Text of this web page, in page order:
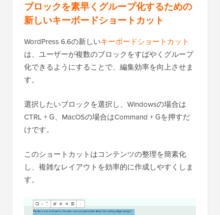
ブロックを素早くグループ化するための
新しいキーボードショートカット
WordPress 6.6の新しいキーボードショートカット
は、ユーザーが複数のブロックをすばやくグループ
化できるようにすることで、編集効率を向上させま
す。
選択したいブロックを選択し、Windowsの場合は
CTRL + G、MacOSの場合はCommand + Gを押すだ
けです。
このショートカットはコンテンツの整理を簡素化
し、複雑なレイアウトを効率的に作成しやすくしま
す。